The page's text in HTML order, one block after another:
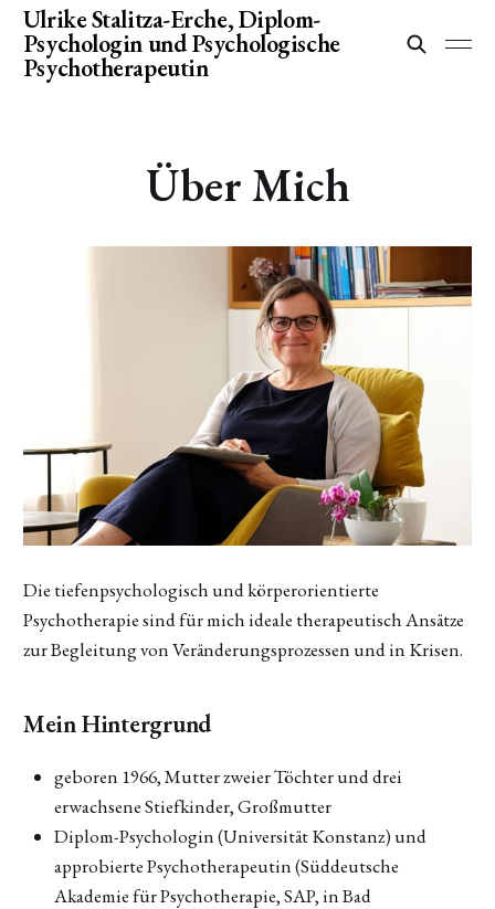
Ulrike Stalitza-Erche, Diplom-
Psychologin und Psychologische
Psychotherapeutin
Über Mich
Die tiefenpsychologisch und körperorientierte
Psychotherapie sind für mich ideale therapeutisch Ansätze
zur Begleitung von Veränderungsprozessen und in Krisen.
Mein Hintergrund
geboren 1966, Mutter zweier Töchter und drei
erwachsene Stiefkinder, Großmutter
Diplom-Psychologin (Universität Konstanz) und
approbierte Psychotherapeutin (Süddeutsche
Akademie für Psychotherapie, SAP, in Bad